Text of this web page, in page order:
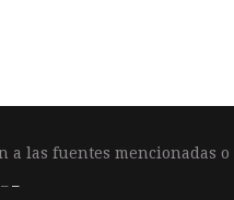
a las fuentes mencionadas